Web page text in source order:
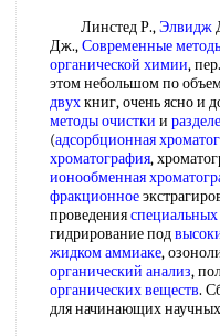
Линстед Р.,Элвидж
Дж.,Современные
органической химии,
этом небольшом по
двухкниг, очень ясно и
методы очистки и
(адсорбционная
хроматография,
ионообменная
фракционное
проведения
гидрирование под
жидком аммиаке,
органический анализ,
органических веществ.
для начинающих